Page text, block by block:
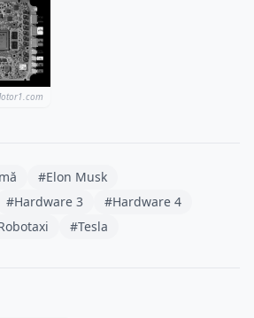
#Elon Musk
#Hardware 3
#Hardware 4
#Tesla